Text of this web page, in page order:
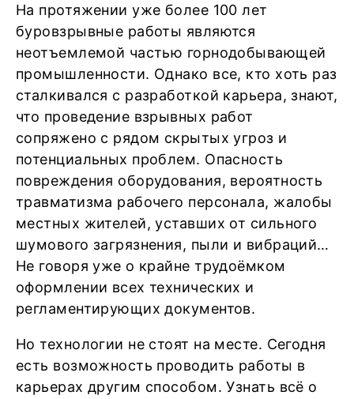
На протяжении уже более 100 лет
буровзрывные работы являются
неотъемлемой частью горнодобывающей
промышленности. Однако все, кто хоть раз
сталкивался с разработкой карьера, знают,
что проведение взрывных работ
сопряжено с рядом скрытых угроз и
потенциальных проблем. Опасность
повреждения оборудования, вероятность
травматизма рабочего персонала, жалобы
местных жителей, уставших от сильного
шумового загрязнения, пыли и вибраций…
Не говоря уже о крайне трудоёмком
оформлении всех технических и
регламентирующих документов.
Но технологии не стоят на месте. Сегодня
есть возможность проводить работы в
карьерах другим способом. Узнать всё о